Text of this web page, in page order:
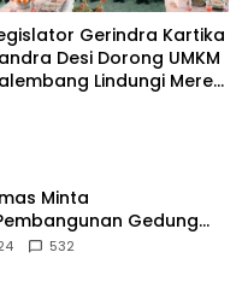
Gerindra Kartika
Desi Dorong UMKM
Lindungi Merek
Minta
Gedung
Cisoka
532